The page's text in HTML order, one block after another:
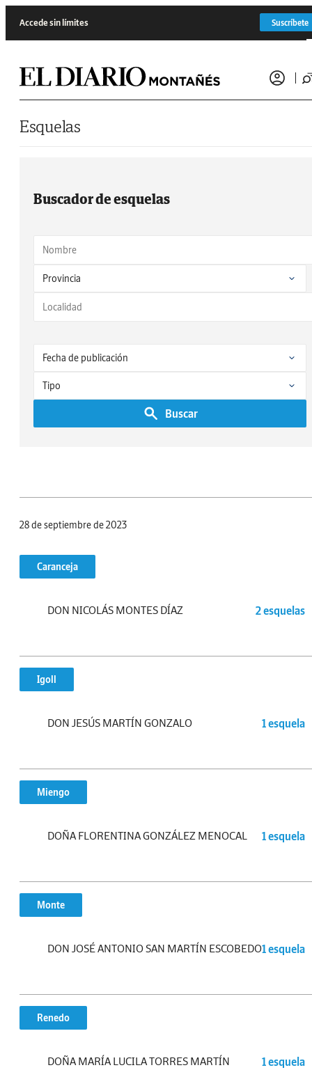
Accede sin límites Suscríbete
Esquelas
Buscador de esquelas
Buscar
28 de septiembre de 2023
Caranceja
DON NICOLÁS MONTES DÍAZ 2 esquelas
Igoll
DON JESÚS MARTÍN GONZALO 1 esquela
Miengo
DOÑA FLORENTINA GONZÁLEZ MENOCAL 1 esquela
Monte
DON JOSÉ ANTONIO SAN MARTÍN ESCOBEDO1 esquela
Renedo
DOÑA MARÍA LUCILA TORRES MARTÍN 1 esquela